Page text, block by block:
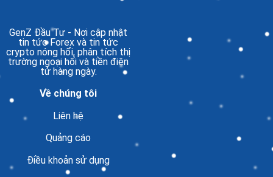
GenZ Đầu Tư - Nơi cập nhật
tin tức Forex và tin tức
crypto nóng hổi, phân tích thị
trường ngoại hối và tiền điện
tử hàng ngày.
Về chúng tôi
Liên hệ
Quảng cáo
Điều khoản sử dụng